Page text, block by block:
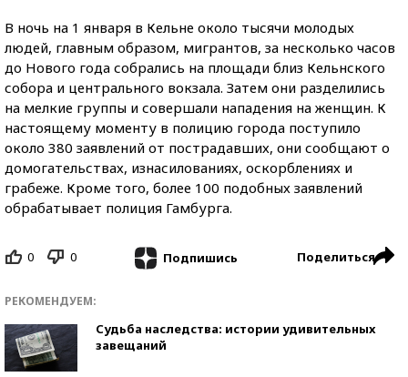
В ночь на 1 января в Кельне около тысячи молодых
людей, главным образом, мигрантов, за несколько часов
до Нового года собрались на площади близ Кельнского
собора и центрального вокзала. Затем они разделились
на мелкие группы и совершали нападения на женщин. К
настоящему моменту в полицию города поступило
около 380 заявлений от пострадавших, они сообщают о
домогательствах, изнасилованиях, оскорблениях и
грабеже. Кроме того, более 100 подобных заявлений
обрабатывает полиция Гамбурга.
0 0 Подпишись Поделиться
РЕКОМЕНДУЕМ:
Судьба наследства: истории удивительных
завещаний